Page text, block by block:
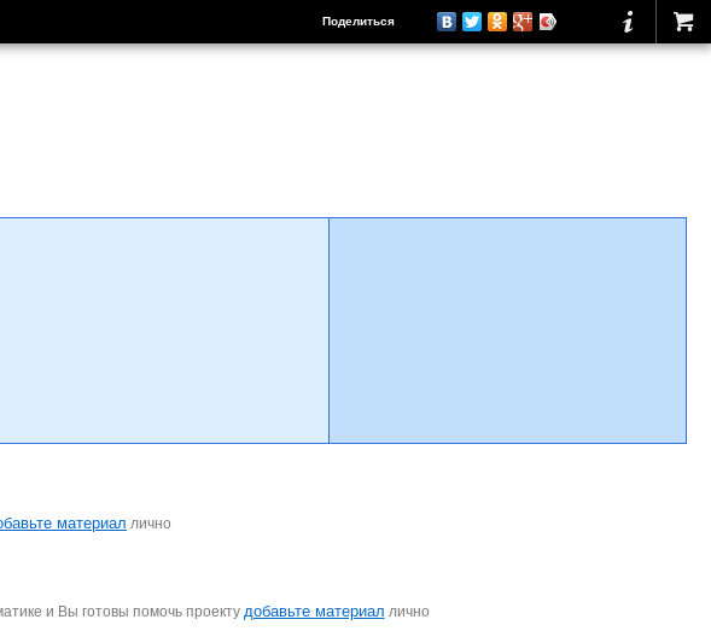
Поделиться
материал лично
и Вы готовы помочь проекту добавьте материал лично